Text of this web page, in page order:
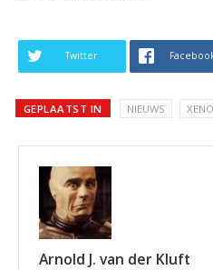
Twitter
GEPLAATST IN NIEUWS
Arnold J. van der Kluft